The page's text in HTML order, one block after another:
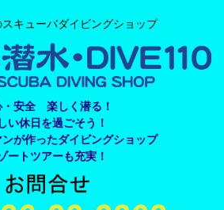
キューバダイビングショップ
・安全 楽しく潜る！
い休日を過ごそう！
が作ったダイビングショップ
ートツアーも充実！